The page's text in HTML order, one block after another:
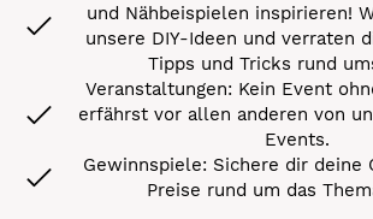
und Nähbeispielen inspirieren!
unsere DIY-Ideen und verraten
Tipps und Tricks rund
Veranstaltungen: Kein Event
erfährst vor allen anderen von
Events.
Gewinnspiele: Sichere dir deine
Preise rund um das